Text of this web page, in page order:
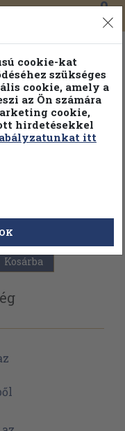
0
Kosárba
cookie-kat
szükséges
cookie, amely a
az Ön számára
cookie,
hirdetésekkel
itt